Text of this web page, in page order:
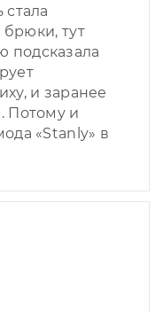
стала
брюки, тут
и заранее
Потому и
«Stanly» в